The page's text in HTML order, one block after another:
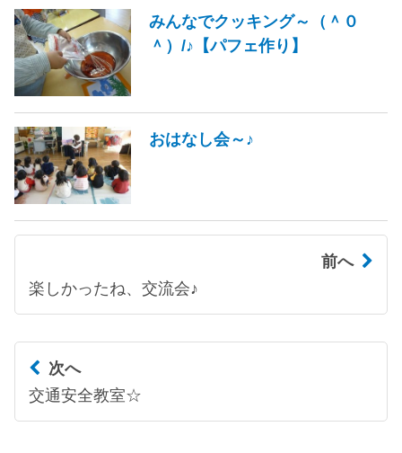
みんなでクッキング～（＾０
＾）/♪【パフェ作り】
おはなし会～♪
前へ
楽しかったね、交流会♪
次へ
交通安全教室☆